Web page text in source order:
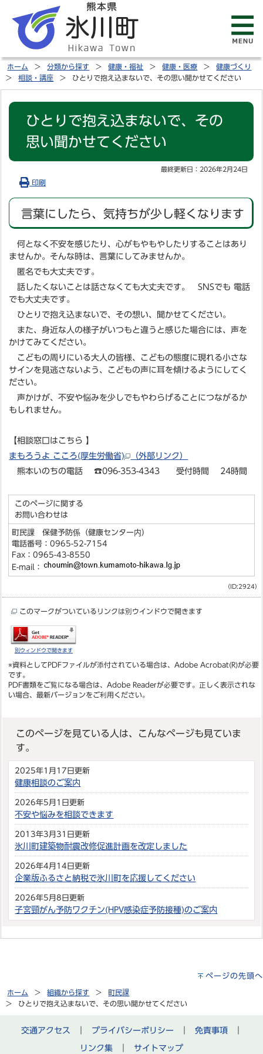
ホーム 分類から探す 健康・福祉 健康・医療
健康づくり
相談・講座
ひとりで抱え込まないで、その思い聞かせてください
ひとりで抱え込まないで、その
思い聞かせてください
最終更新日： 2026年2月24日
印刷
言葉にしたら、気持ちが少し軽くなります
何となく不安を感じたり、心がもやもやしたりすることはあり
ませんか。そんな時は、言葉にしてみませんか。
匿名でも大丈夫です。
話したくないことは話さなくても大丈夫です。 SNSでも 電話
でも大丈夫です。
ひとりで抱え込まないで、その想い、聞かせてください。
また、身近な人の様子がいつもと違うと感じた場合には、声を
かけてみてください。
こどもの周りにいる大人の皆様、こどもの態度に現れる小さな
サインを見逃さないよう、こどもの声に耳を傾けるようにしてく
ださい。
声かけが、不安や悩みを少しでもやわらげることにつながるか
もしれません。
【相談窓口はこちら 】
まもろうよ こころ(厚生労働省)
（外部リンク）
熊本いのちの電話 ☎096-353-4343 受付時間 24時間
このページに関する
お問い合わせは
町民課 保健予防係（健康センター内）
電話番号：0965-52-7154
Fax：0965-43-8550
E-mail：
（ID:2924）
このマークがついているリンクは別ウインドウで開きます
別ウィンドウで開きます
※資料としてPDFファイルが添付されている場合は、 Adobe Acrobat(R)が必要
です。
PDF書類をご覧になる場合は、 Adobe Readerが必要です。正しく表示されな
い場合、最新バージョンをご利用ください。
このページを見ている人は、こんなページも見ていま
す。
2025年1月17日更新
健康相談のご案内
2026年5月1日更新
不安や悩みを相談できます
2013年3月31日更新
氷川町建築物耐震改修促進計画を改定しました
2026年4月14日更新
企業版ふるさと納税で氷川町を応援してください
2026年5月8日更新
子宮頸がん予防ワクチン(HPV感染症予防接種)のご案内
ページの先頭へ
ホーム 組織から探す
町民課
ひとりで抱え込まないで、その思い聞かせてください
交通アクセス プライバシーポリシー 免責事項
リンク集
サイトマップ